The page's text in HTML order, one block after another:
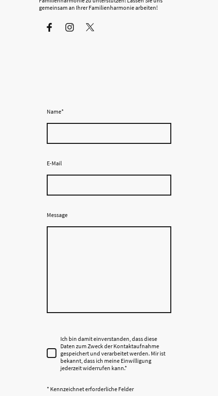
gemeinsam an Ihrer Familienharmonie arbeiten!
Name*
E-Mail
Message
Ich bin damit einverstanden, dass diese
Daten zum Zweck der Kontaktaufnahme
gespeichert und verarbeitet werden. Mir ist
bekannt, dass ich meine Einwilligung
jederzeit widerrufen kann.*
* Kennzeichnet erforderliche Felder